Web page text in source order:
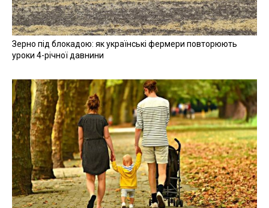
Зерно під блокадою: як українські фермери повторюють
уроки 4-річної давнини